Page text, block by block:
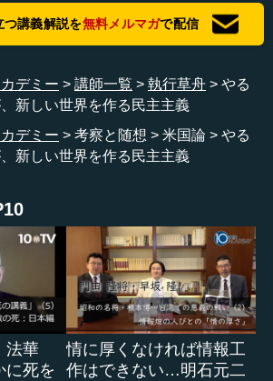
いて、アメリカ的な民主主義が民主
アメリカ独立戦争のときのパトリッ
です。でもこれからの人類は違いま
のないあり方が、新しい世界を作る民
します。
70代から構築していき、80代ぐらい
上げ、書物にしたいと思っています。
。
とが、真の民主主義を作る。今その
カ研究などをやっているのです。
つ講義解説を無料メルマガで配信
デミー 講師一覧 執行草舟
やる
新しい世界を作る民主主義
デミー
考察と随想 米国論
やる
新しい世界を作る民主主義
法華
死を
情に厚くなければ情報工
作はできない…明石元二